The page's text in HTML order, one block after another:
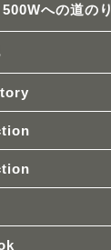
への道のり